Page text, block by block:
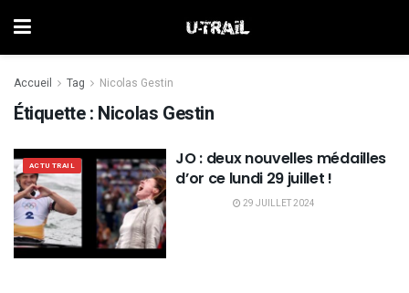
Accueil Tag Nicolas Gestin
Étiquette : Nicolas Gestin
ACTU TRAIL
JO : deux nouvelles médailles
d’or ce lundi 29 juillet !
29 JUILLET 2024